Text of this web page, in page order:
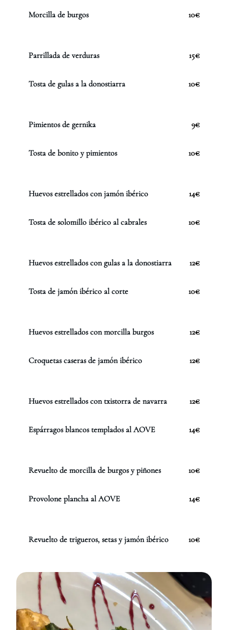
Morcilla de burgos 10€
Parrillada de verduras 15€
Tosta de gulas a la donostiarra 10€
Pimientos de gernika 9€
Tosta de bonito y pimientos 10€
Huevos estrellados con jamón ibérico 14€
Tosta de solomillo ibérico al cabrales 10€
Huevos estrellados con gulas a la donostiarra 12€
Tosta de jamón ibérico al corte 10€
Huevos estrellados con morcilla burgos 12€
Croquetas caseras de jamón ibérico 12€
Huevos estrellados con txistorra de navarra 12€
Espárragos blancos templados al AOVE 14€
Revuelto de morcilla de burgos y piñones 10€
Provolone plancha al AOVE 14€
Revuelto de trigueros, setas y jamón ibérico 10€